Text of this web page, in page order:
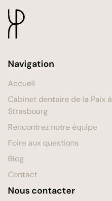
Navigation
Accueil
Cabinet dentaire de la Paix à
Strasbourg
Rencontrez notre équipe
Foire aux questions
Blog
Contact
Nous contacter